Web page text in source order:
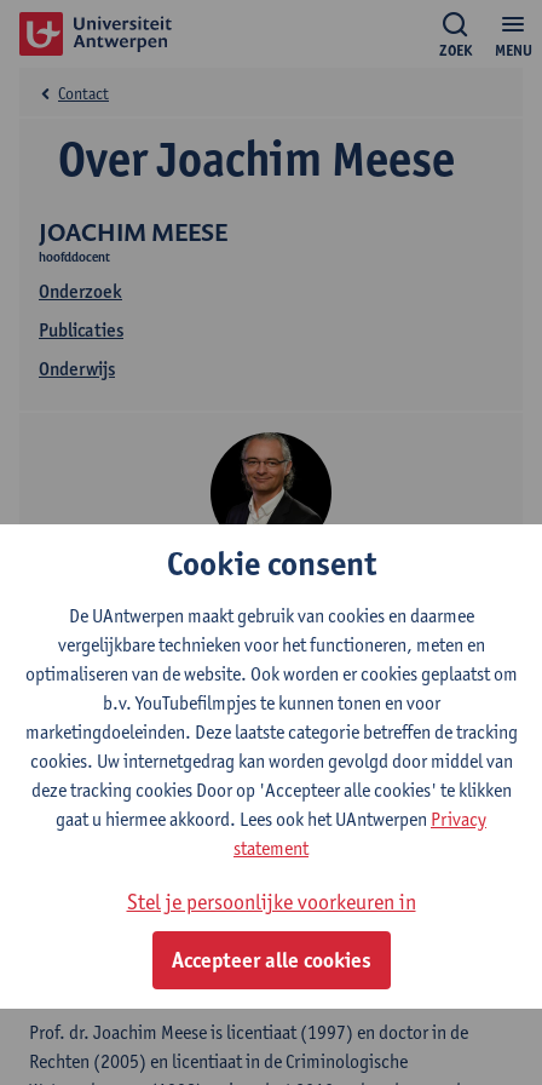
MENU
ZOEK
JOACHIM MEESE
hoofddocent
Onderzoek
Publicaties
Onderwijs
Over Joachim Meese
Contact
Stadscampus
Toon e-mailadres
Venusstraat 23
2000 Antwerpen, BEL
LinkedIn
Prof. dr. Joachim Meese is licentiaat (1997) en doctor in de
Rechten (2005) en licentiaat in de Criminologische
Cookie consent
De UAntwerpen maakt gebruik van cookies en daarmee
vergelijkbare technieken voor het functioneren, meten en
optimaliseren van de website. Ook worden er cookies geplaatst om
b.v. YouTubefilmpjes te kunnen tonen en voor
marketingdoeleinden. Deze laatste categorie betreffen de tracking
cookies. Uw internetgedrag kan worden gevolgd door middel van
deze tracking cookies Door op 'Accepteer alle cookies' te klikken
gaat u hiermee akkoord. Lees ook het UAntwerpen Privacy
statement
Stel je persoonlijke voorkeuren in
Accepteer alle cookies